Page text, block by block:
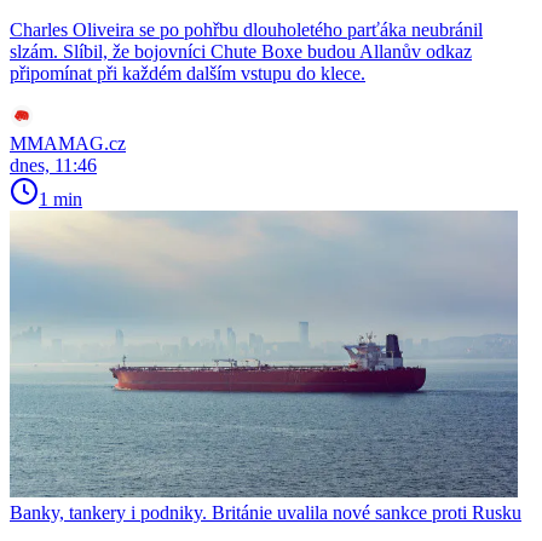
Charles Oliveira se po pohřbu dlouholetého parťáka neubránil
slzám. Slíbil, že bojovníci Chute Boxe budou Allanův odkaz
připomínat při každém dalším vstupu do klece.
MMAMAG.cz
dnes, 11:46
1 min
Banky, tankery i podniky. Británie uvalila nové sankce proti Rusku